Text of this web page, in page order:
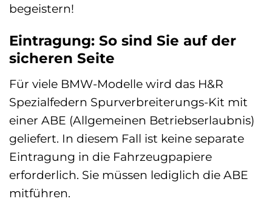
begeistern!
Eintragung: So sind Sie auf der
sicheren Seite
Für viele BMW-Modelle wird das H&R
Spezialfedern Spurverbreiterungs-Kit mit
einer ABE (Allgemeinen Betriebserlaubnis)
geliefert. In diesem Fall ist keine separate
Eintragung in die Fahrzeugpapiere
erforderlich. Sie müssen lediglich die ABE
mitführen.